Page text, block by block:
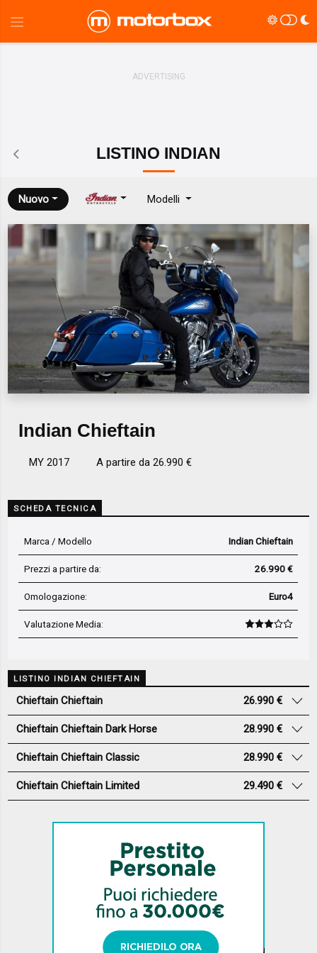
LISTINO INDIAN
Nuovo Modelli
Indian Chieftain
MY 2017 A partire da 26.990 €
SCHEDA TECNICA
Marca / Modello Indian Chieftain
Prezzi a partire da: 26.990 €
Omologazione: Euro4
Valutazione Media:
LISTINO INDIAN CHIEFTAIN
Chieftain Chieftain 26.990 €
Chieftain Chieftain Dark Horse 28.990 €
Chieftain Chieftain Classic 28.990 €
Chieftain Chieftain Limited 29.490 €